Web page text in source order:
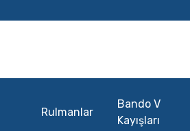
Rulmanlar
Bando V
Kayışları